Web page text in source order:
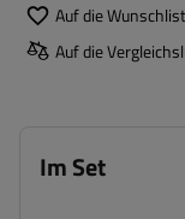
Auf die
Auf die
Im Set